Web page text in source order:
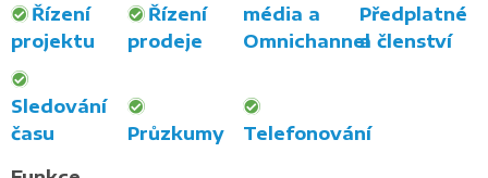
Řízení
projektu
Řízení
prodeje
média a
Omnichannel
Předplatné
a členství
Sledování
času
Průzkumy
Telefonování